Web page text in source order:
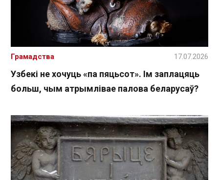
Узбекі не хочуць «па пяцьсот». Ім заплацяць
больш, чым атрымлівае палова беларусаў?
Грамадства 17.07.2026